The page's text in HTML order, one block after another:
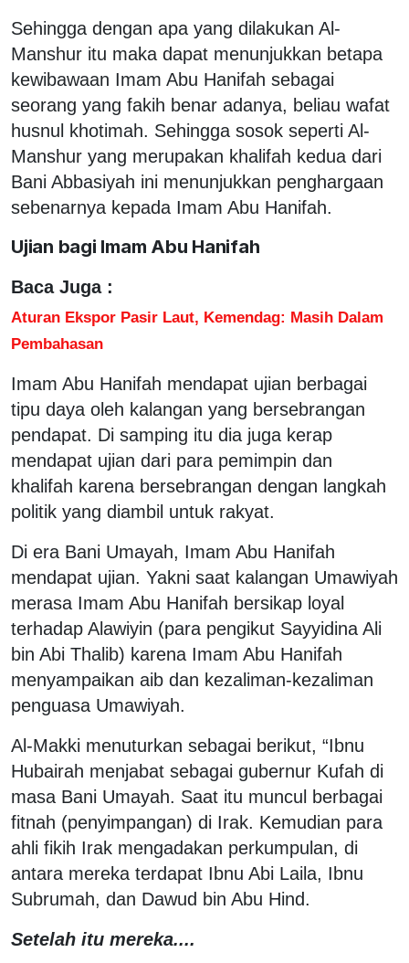
Sehingga dengan apa yang dilakukan Al-
Manshur itu maka dapat menunjukkan betapa
kewibawaan Imam Abu Hanifah sebagai
seorang yang fakih benar adanya, beliau wafat
husnul khotimah. Sehingga sosok seperti Al-
Manshur yang merupakan khalifah kedua dari
Bani Abbasiyah ini menunjukkan penghargaan
sebenarnya kepada Imam Abu Hanifah.
Ujian bagi Imam Abu Hanifah
Baca Juga :
Aturan Ekspor Pasir Laut, Kemendag: Masih Dalam
Pembahasan
Imam Abu Hanifah mendapat ujian berbagai
tipu daya oleh kalangan yang bersebrangan
pendapat. Di samping itu dia juga kerap
mendapat ujian dari para pemimpin dan
khalifah karena bersebrangan dengan langkah
politik yang diambil untuk rakyat.
Di era Bani Umayah, Imam Abu Hanifah
mendapat ujian. Yakni saat kalangan Umawiyah
merasa Imam Abu Hanifah bersikap loyal
terhadap Alawiyin (para pengikut Sayyidina Ali
bin Abi Thalib) karena Imam Abu Hanifah
menyampaikan aib dan kezaliman-kezaliman
penguasa Umawiyah.
Al-Makki menuturkan sebagai berikut, “Ibnu
Hubairah menjabat sebagai gubernur Kufah di
masa Bani Umayah. Saat itu muncul berbagai
fitnah (penyimpangan) di Irak. Kemudian para
ahli fikih Irak mengadakan perkumpulan, di
antara mereka terdapat Ibnu Abi Laila, Ibnu
Subrumah, dan Dawud bin Abu Hind.
Setelah itu mereka....